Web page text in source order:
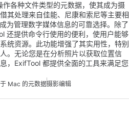
各种文件类型的元数据，使其成为摄
其处理来自佳能、尼康和索尼等主要相
为管理数字媒体信息的可靠选择。除了
还提供命令行使用的便利，使用户能够
统资源。此功能增强了其实用性，特别
。无论您是在分析照片以获取位置信
，ExifTool 都提供全面的工具来满足您
Mac 的元数据摄影编辑